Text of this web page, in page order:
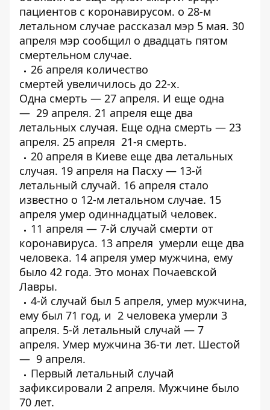
пациентов с коронавирусом. о 28-м
летальном случае рассказал мэр 5 мая. 30
апреля мэр сообщил о двадцать пятом
смертельном случае.
26 апреля количество
смертей увеличилось до 22-х.
Одна смерть — 27 апреля. И еще одна
— 29 апреля. 21 апреля еще два
летальных случая. Еще одна смерть — 23
апреля. 25 апреля 21-я смерть.
20 апреля в Киеве еще два летальных
случая. 19 апреля на Пасху — 13-й
летальный случай. 16 апреля стало
известно о 12-м летальном случае. 15
апреля умер одиннадцатый человек.
11 апреля — 7-й случай смерти от
коронавируса. 13 апреля умерли еще два
человека. 14 апреля умер мужчина, ему
было 42 года. Это монах Почаевской
Лавры.
4-й случай был 5 апреля, умер мужчина,
ему был 71 год, и 2 человека умерли 3
апреля. 5-й летальный случай — 7
апреля. Умер мужчина 36-ти лет. Шестой
— 9 апреля.
Первый летальный случай
зафиксировали 2 апреля. Мужчине было
70 лет.